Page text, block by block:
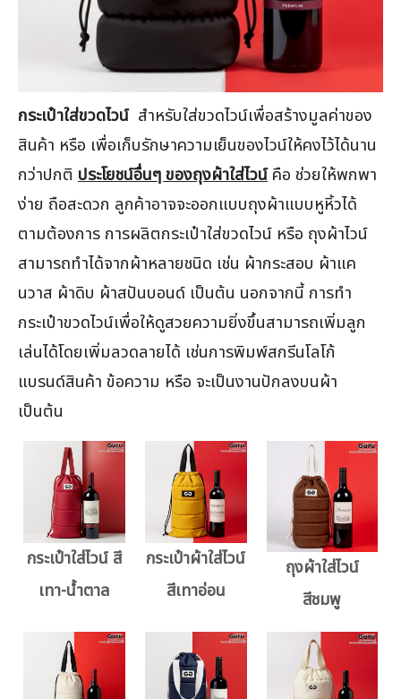
กระเป๋าใส่ขวดไวน์ สำหรับใส่ขวดไวน์เพื่อสร้างมูลค่าของ
สินค้า หรือ เพื่อเก็บรักษาความเย็นของไวน์ให้คงไว้ได้นาน
กว่าปกติ ประโยชน์อื่นๆ ของถุงผ้าใส่ไวน์คือ ช่วยให้พกพา
ง่าย ถือสะดวก ลูกค้าอาจจะออกแบบถุงผ้าแบบหูหิ้วได้
ตามต้องการ การผลิตกระเป๋าใส่ขวดไวน์ หรือ ถุงผ้าไวน์
สามารถทำได้จากผ้าหลายชนิด เช่น ผ้ากระสอบ ผ้าแค
นวาส ผ้าดิบ ผ้าสปันบอนด์ เป็นต้น นอกจากนี้ การทำ
กระเป๋าขวดไวน์เพื่อให้ดูสวยความยิ่งขึ้นสามารถเพิ่มลูก
เล่นได้โดยเพิ่มลวดลายได้ เช่นการพิมพ์สกรีนโลโก้
แบรนด์สินค้า ข้อความ หรือ จะเป็นงานปักลงบนผ้า
เป็นต้น
กระเป๋าใส่ไวน์ สี
เทา-น้ำตาล
กระเป๋าผ้าใส่ไวน์
สีเทาอ่อน
ถุงผ้าใส่ไวน์
สีชมพู